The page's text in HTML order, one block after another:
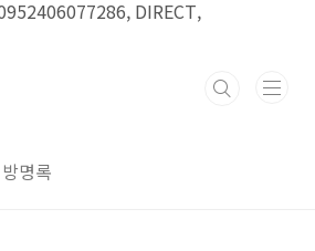
DIRECT,
방명록